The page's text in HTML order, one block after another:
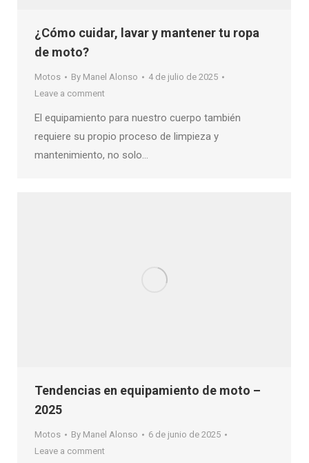
¿Cómo cuidar, lavar y mantener tu ropa
de moto?
Motos By Manel Alonso
4 de julio de 2025
Leave a comment
El equipamiento para nuestro cuerpo también
requiere su propio proceso de limpieza y
mantenimiento, no solo…
Tendencias en equipamiento de moto –
2025
Motos By Manel Alonso
6 de junio de 2025
Leave a comment